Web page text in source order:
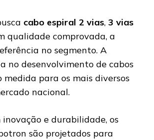
cabo espiral 2 vias, 3 vias
qualidade comprovada, a
no segmento. A
no desenvolvimento de cabos
medida para os mais diversos
nacional.
inovação e durabilidade, os
são projetados para